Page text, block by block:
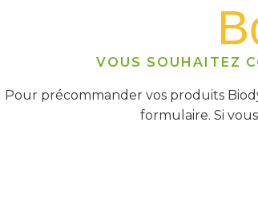
VOUS SOUHAITEZ
Pour précommander vos produits
formulaire. Si